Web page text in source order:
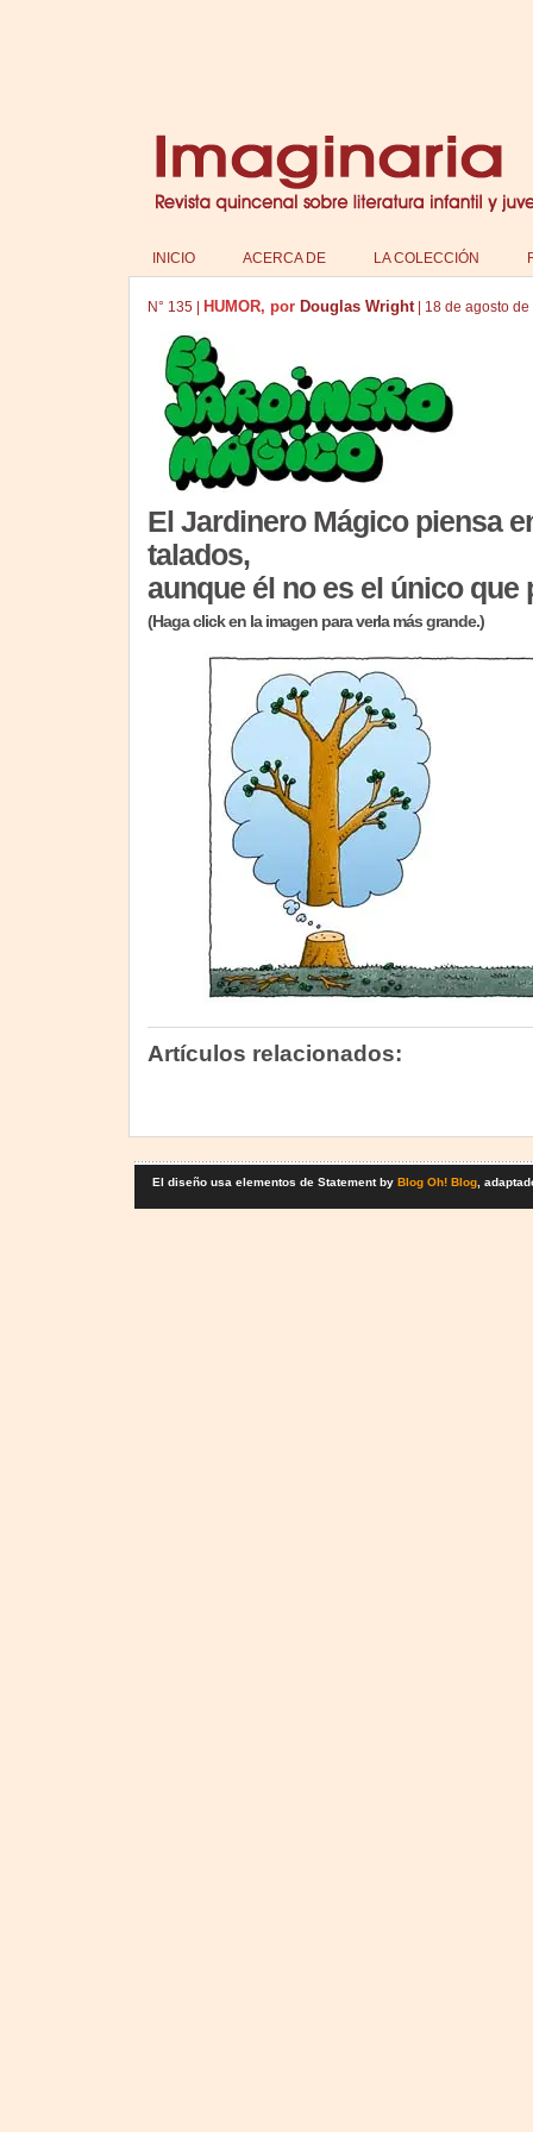
INICIO ACERCA DE LA COLECCIÓN
N° 135| HUMOR, por Douglas Wright 18 de agosto de
El Jardinero Mágico piensa
talados,
aunque él no es el único que
(Haga click en la imagen para verla más grande.)
Artículos relacionados:
El diseño usa elementos de Statement by Blog Oh! Blog,